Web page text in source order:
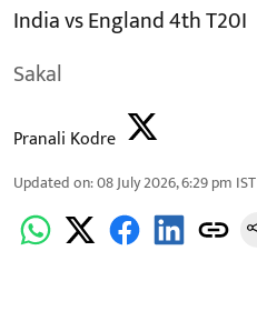
India vs England 4th T20I
Sakal
Pranali Kodre
Updated on:08 July 2026, 6:29 pm IST